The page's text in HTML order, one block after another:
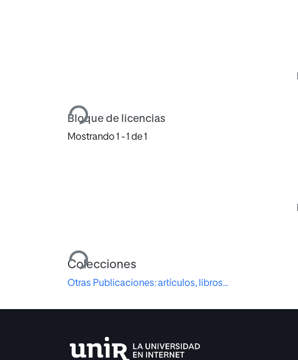
Cargando...
Bloque de licencias
Mostrando 1 - 1 de 1
Cargando...
Colecciones
Otras Publicaciones: artículos, libros...